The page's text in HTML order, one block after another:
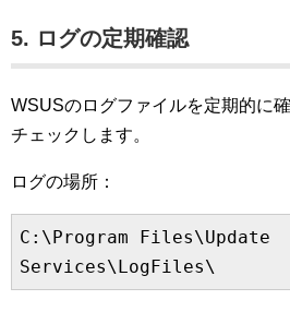
5. ログの定期確認
WSUSのログファイルを定期的に
チェックします。
ログの場所：
C:\Program Files\Update
Services\LogFiles\